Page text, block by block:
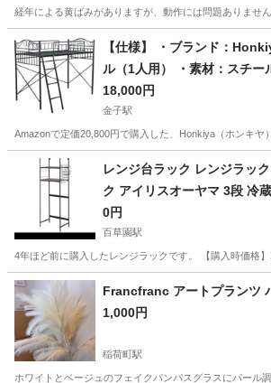
経年による黄ばみがありますが、動作には問題ありませ
東京 調布市 仙川駅 照明器具
【仕様】 ・ブランド：
ル（1人用） ・素材：スチー
ー：ブラック
18,000円
金子駅
Amazonで定価20,800円で購入した、Honkiya（ホンキ
東京 青梅市 金子駅 ベッド アイアン
レンジ台ラック レンジラッ
ク アイリスオーヤマ 3段 冷
ープンラック SRR-580
0円
百草園駅
4年ほど前に購入したレンジラックです。 【購入時価格
東京 日野市 収納家具
Francfranc アートプランツ
1,000円
稲荷町駅
ホワイトとベージュのフェイクパンパスグラスにパール